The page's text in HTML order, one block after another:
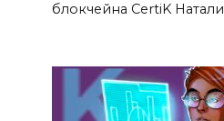
блокчейна CertiK Натали